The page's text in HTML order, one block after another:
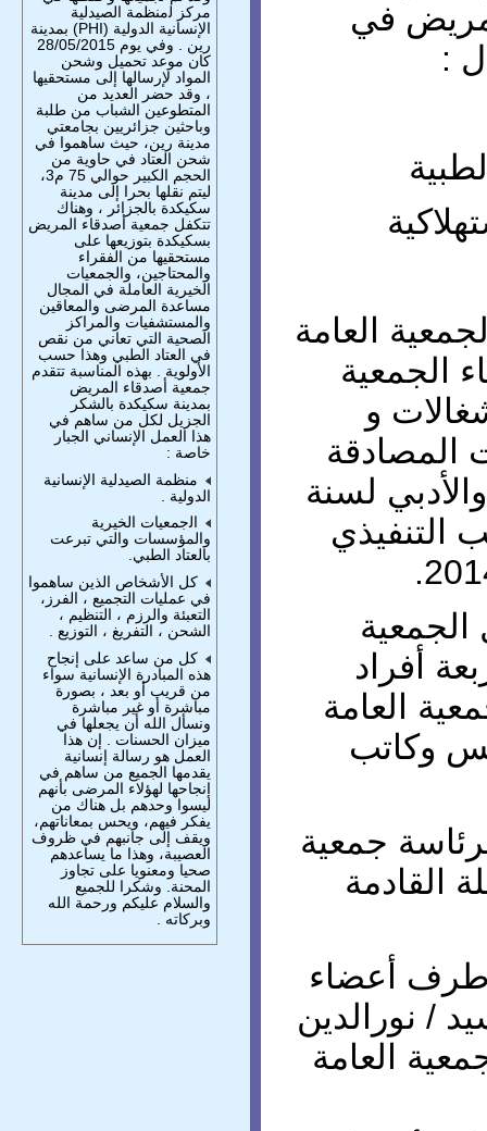
مركز ﻟمنظمة الصيدلية
الإنسانية الدوﻟﯿﺔ (PHI) بمدينة
رين . وفي يوم 28/05/2015
كان موعد تحميل وشحن
المواد لإرسالها إلى مستحقيها
، وقد حضر العديد من
المتطوعين الشباب من طلبة
وباحثين جزائريين بجامعتي
مدينة رين، حيث ساهموا في
شحن العتاد في حاوية من
الحجم الكبير حوالي 75 م3،
ليتم نقلها بحرا إلى مدينة
سكيكدة بالجزائر ، وهناك
تتكفل جمعية أصدقاء المريض
بسكيكدة بتوزيعها على
مستحقيها من الفقراء
والمحتاجين، والجمعيات
الخيرية العاملة في المجال
مساعدة المرضى والمعاقين
والمستشفيات والمراكز
الصحية التي تعاني من نقص
في العتاد الطبي وهذا حسب
الأولوية . بهذه المناسبة تتقدم
جمعية أصدقاء المريض
بمدينة سكيكدة بالشكر
الجزيل لكل من ساهم في
هذا العمل الإنساني الجبار
خاصة :
منظمة الصيدلية الإنسانية
الدوﻟﯿﺔ .
ﺍﻟجمعيات الخيرية
والمؤسسات والتي تبرعت
بالعتاد الطبي.
كل الأشخاص الذين ساهموا
في عمليات التجميع ، الفرز،
التعبئة والرزم ، التنظيم ،
الشحن ، التفريغ ، التوزيع .
كل من ساعد على إنجاح
هذه المبادرة الإنسانية سواء
من قريب أو بعد ، بصورة
مباشرة أو غير مباشرة
ونسأل الله أن يجعلها في
ميزان الحسنات . إن هذا
العمل هو رسالة إنسانية
يقدمها الجميع من ساهم في
إنجاحها لهؤلاء المرضى بأنهم
ليسوا وحدهم بل هناك من
يفكر فيهم، ويحس بمعاناتهم،
ويقف إلى جانبهم في ظروف
العصيبة، وهذا ما يساعدهم
صحيا ومعنويا على تجاوز
المحنة. وشكرا للجميع
والسلام عليكم ورحمة الله
وبركاته .
في
:
العامة
الجمعية
و
المصادقة
لسنة
التنفيذي
الجمعية
أربعة أفراد
العامة
وكاتب
جمعية
القادمة
أعضاء
/ نورالدين
العامة